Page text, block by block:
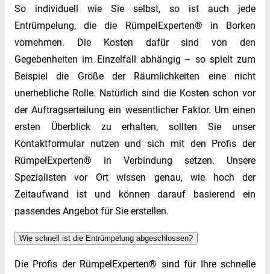
So individuell wie Sie selbst, so ist auch jede
Entrümpelung, die die RümpelExperten® in Borken
vornehmen. Die Kosten dafür sind von den
Gegebenheiten im Einzelfall abhängig – so spielt zum
Beispiel die Größe der Räumlichkeiten eine nicht
unerhebliche Rolle. Natürlich sind die Kosten schon vor
der Auftragserteilung ein wesentlicher Faktor. Um einen
ersten Überblick zu erhalten, sollten Sie unser
Kontaktformular nutzen und sich mit den Profis der
RümpelExperten® in Verbindung setzen. Unsere
Spezialisten vor Ort wissen genau, wie hoch der
Zeitaufwand ist und können darauf basierend ein
passendes Angebot für Sie erstellen.
Wie schnell ist die Entrümpelung abgeschlossen?
Die Profis der RümpelExperten® sind für Ihre schnelle